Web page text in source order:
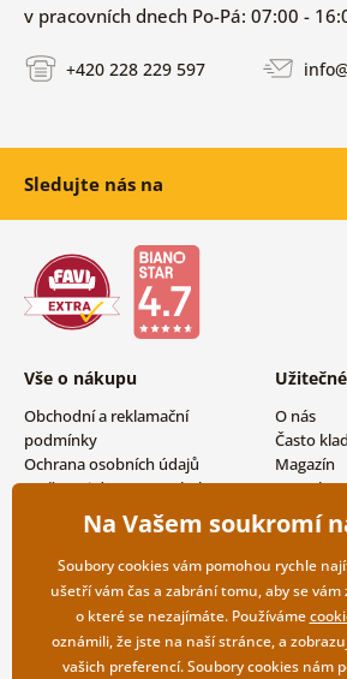
v pracovních dnech Po-Pá: 07:00 -
+420 228 229 597
Sledujte nás na
Vše o nákupu
Obchodní a reklamační
podmínky
Ochrana osobních údajů
Možnosti dopravy a platby
Vrácení zboží
O nás
Často
Magazín
Kontakty
Na Vašem soukromí
Soubory cookies vám pomohou rychle
ušetří vám čas a zabrání tomu, aby se
o které se nezajímáte. Používáme
oznámili, že jste na naší stránce, a
vašich preferencí. Soubory cookies nám